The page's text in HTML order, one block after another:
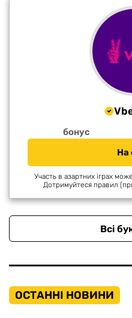
бонус
На
Участь в азартних іграх
Дотримуйтеся правил
Всі
ОСТАННІ НОВИНИ